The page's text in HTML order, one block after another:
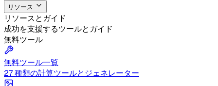
リソース
リソースとガイド
成功を支援するツールとガイド
無料ツール
無料ツール一覧
27 種類の計算ツールとジェネレーター